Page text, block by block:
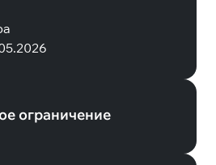
ограничение